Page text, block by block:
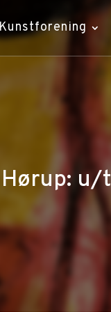
Kunstforening
u/t